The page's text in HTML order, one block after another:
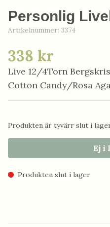
Personlig
Artikelnummer: 3374
338 kr
Live 12/4Torn
Cotton Candy/Rosa
Produkten är tyvärr slut i
Ej i
Produkten slut i lager